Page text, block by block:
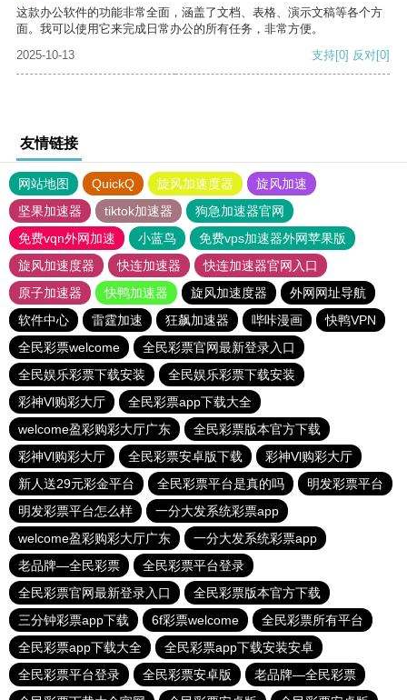
这款办公软件的功能非常全面，涵盖了文档、表格、演示文稿等各个方
面。我可以使用它来完成日常办公的所有任务，非常方便。
2025-10-13
支持[0] 反对[0]
友情链接
网站地图 QuickQ 旋风加速度器
旋风加速
坚果加速器
tiktok加速器
狗急加速器官网
免费vqn外网加速
小蓝鸟
免费vps加速器外网苹果版
旋风加速度器
快连加速器
快连加速器官网入口
原子加速器
快鸭加速器 旋风加速度器
外网网址导航
软件中心
雷霆加速 狂飙加速器 哔咔漫画
快鸭VPN
全民彩票welcome
全民彩票官网最新登录入口
全民娱乐彩票下载安装
全民娱乐彩票下载安装
彩神Vl购彩大厅
全民彩票app下载大全
welcome盈彩购彩大厅广东
全民彩票版本官方下载
彩神Vl购彩大厅
全民彩票安卓版下载
彩神Vl购彩大厅
新人送29元彩金平台
全民彩票平台是真的吗
明发彩票平台
明发彩票平台怎么样
一分大发系统彩票app
welcome盈彩购彩大厅广东
一分大发系统彩票app
老品牌—全民彩票
全民彩票平台登录
全民彩票官网最新登录入口
全民彩票版本官方下载
三分钟彩票app下载
6f彩票welcome
全民彩票所有平台
全民彩票app下载大全
全民彩票app下载安装安卓
全民彩票平台登录
全民彩票安卓版
老品牌—全民彩票